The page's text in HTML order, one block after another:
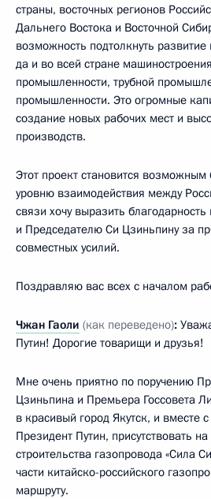
страны, восточных регионов
Дальнего Востока и Восточной
возможность подтолкнуть
да и во всей стране
промышленности, трубной
промышленности. Это огромные
создание новых рабочих мест и
производств.
Этот проект становится
уровню взаимодействия между
связи хочу выразить благодарность
и Председателю Си Цзиньпину за
совместных усилий.
Поздравляю вас всех с началом
Чжан Гаоли (как переведено):
Путин! Дорогие товарищи и друзья!
Мне очень приятно по поручению
Цзиньпина и Премьера Госсовета
в красивый город Якутск, и вместе
Президент Путин, присутствовать
строительства газопровода «Сила
части китайско-российского
маршруту.